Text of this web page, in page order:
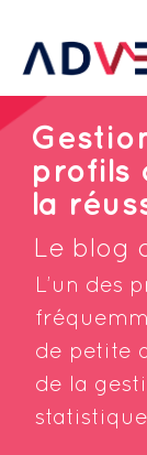
profils
la
Le blog
L’un des
de petite
de la